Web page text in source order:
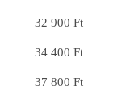
32 900 Ft
34 400 Ft
37 800 Ft